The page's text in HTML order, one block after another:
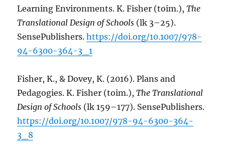
Learning Environments. K. Fisher (toim.),The
Translational Design of Schools (lk 3–25).
SensePublishers.https://doi.org/10.1007/978-
94-6300-364-3_1
Fisher, K., & Dovey, K. (2016). Plans and
Pedagogies. K. Fisher (toim.),The Translational
Design of Schools (lk 159–177). SensePublishers.
https://doi.org/10.1007/978-94-6300-364-
3_8